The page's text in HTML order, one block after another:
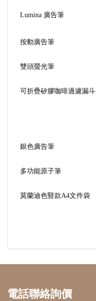
Lumina 廣告筆
按動廣告筆
雙頭螢光筆
可折疊矽膠咖啡過濾漏斗
銀色廣告筆
多功能原子筆
莫蘭迪色豎款A4文件袋
電話聯絡詢價